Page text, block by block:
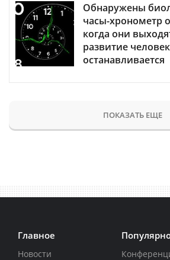
Обнаружены
часы-хронометр
когда они
развитие
останавливается
ПОКАЗАТЬ ЕЩЕ
Главное
Новости